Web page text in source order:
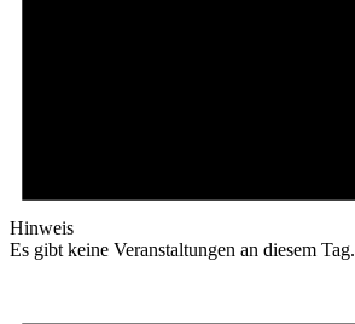
Hinweis
Es gibt keine Veranstaltungen an diesem Tag.